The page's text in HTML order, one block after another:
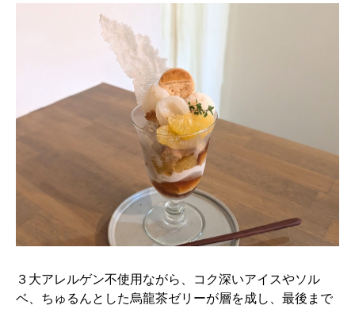
３大アレルゲン不使用ながら、コク深いアイスやソル
ベ、ちゅるんとした烏龍茶ゼリーが層を成し、最後まで